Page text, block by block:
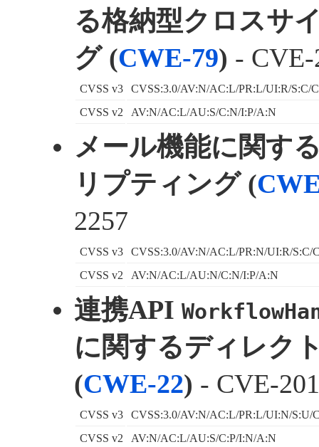
る格納型クロスサ
グ (CWE-79) - CVE-
CVSS v3
CVSS:3.0/AV:N/AC:L/PR:L/UI:R/S:C/
CVSS v2
AV:N/AC:L/AU:S/C:N/I:P/A:N
メール機能に関す
リプティング (
2257
CVSS v3
CVSS:3.0/AV:N/AC:L/PR:N/UI:R/S:C/
CVSS v2
AV:N/AC:L/AU:N/C:N/I:P/A:N
連携API
に関するディレク
(CWE-22) - CVE-
CVSS v3
CVSS:3.0/AV:N/AC:L/PR:L/UI:N/S:U/
CVSS v2
AV:N/AC:L/AU:S/C:P/I:N/A:N